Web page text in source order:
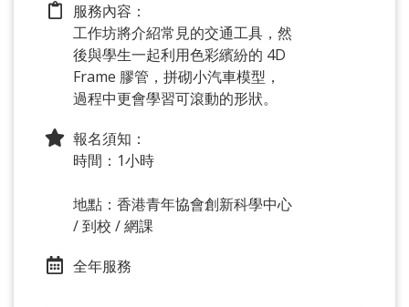
服務內容：
工作坊將介紹常見的交通工具，然
後與學生一起利用色彩繽紛的 4D
Frame 膠管，拼砌小汽車模型，
過程中更會學習可滾動的形狀。
報名須知：
時間：1小時
地點：香港青年協會創新科學中心
/ 到校 / 網課
全年服務